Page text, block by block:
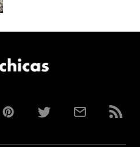
PinterestTwitterCorreoRSS